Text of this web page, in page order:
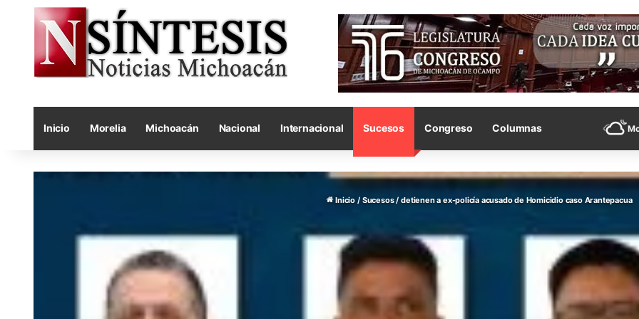
Inicio Morelia Michoacán Nacional Internacional Sucesos Congreso Columnas
Inicio / Sucesos / detienen a ex-policía acusado de Homicidio caso Arantepacua